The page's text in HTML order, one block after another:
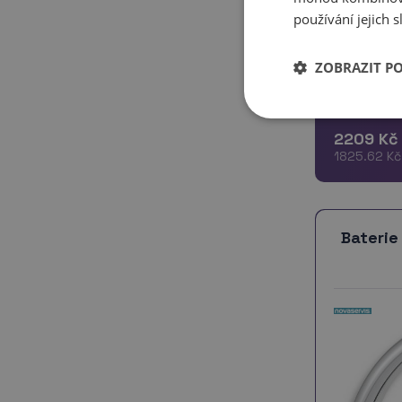
keramická
provedení
2209 Kč
1825.62
používání jejich
ZOBRAZIT